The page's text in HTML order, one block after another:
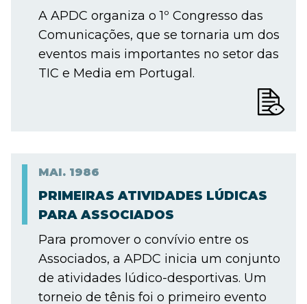
A APDC organiza o 1º Congresso das
Comunicações, que se tornaria um dos
eventos mais importantes no setor das
TIC e Media em Portugal.
MAI. 1986
PRIMEIRAS ATIVIDADES LÚDICAS
PARA ASSOCIADOS
Para promover o convívio entre os
Associados, a APDC inicia um conjunto
de atividades lúdico-desportivas. Um
torneio de tênis foi o primeiro evento